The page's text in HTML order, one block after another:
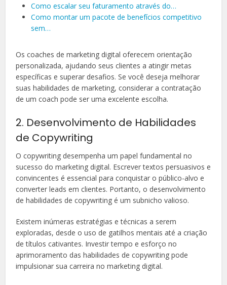
Como escalar seu faturamento através do…
Como montar um pacote de benefícios competitivo
sem…
Os coaches de marketing digital oferecem orientação
personalizada, ajudando seus clientes a atingir metas
específicas e superar desafios. Se você deseja melhorar
suas habilidades de marketing, considerar a contratação
de um coach pode ser uma excelente escolha.
2. Desenvolvimento de Habilidades
de Copywriting
O copywriting desempenha um papel fundamental no
sucesso do marketing digital. Escrever textos persuasivos e
convincentes é essencial para conquistar o público-alvo e
converter leads em clientes. Portanto, o desenvolvimento
de habilidades de copywriting é um subnicho valioso.
Existem inúmeras estratégias e técnicas a serem
exploradas, desde o uso de gatilhos mentais até a criação
de títulos cativantes. Investir tempo e esforço no
aprimoramento das habilidades de copywriting pode
impulsionar sua carreira no marketing digital.